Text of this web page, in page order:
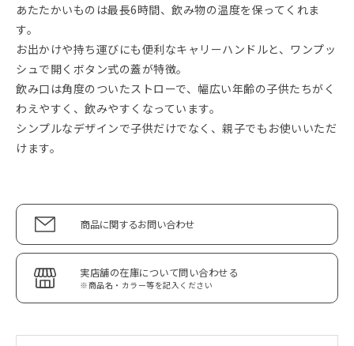
あたたかいものは最長6時間、飲み物の温度を保ってくれま
す。
お出かけや持ち運びにも便利なキャリーハンドルと、ワンプッ
シュで開くボタン式の蓋が特徴。
飲み口は角度のついたストローで、幅広い年齢の子供たちがく
わえやすく、飲みやすくなっています。
シンプルなデザインで子供だけでなく、親子でもお使いいただ
けます。
商品に関するお問い合わせ
実店舗の在庫について問い合わせる
※商品名・カラー等を記入ください